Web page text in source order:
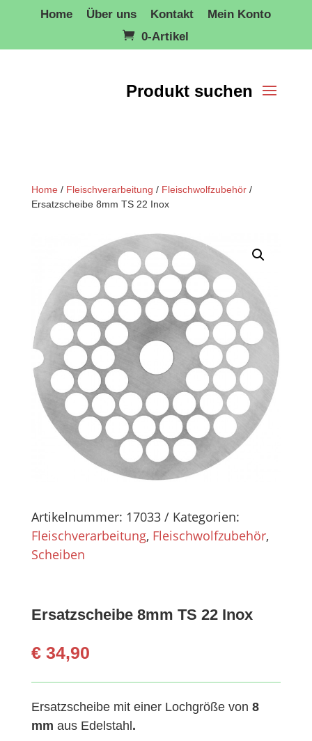
Home Über uns Kontakt
Mein Konto
0-Artikel
Home / Fleischverarbeitung / Fleischwolfzubehör/
Ersatzscheibe 8mm TS 22 Inox
Artikelnummer: 17033
Kategorien:
Fleischverarbeitung, Fleischwolfzubehör,
Scheiben
Ersatzscheibe 8mm TS 22 Inox
€34,90
Ersatzscheibe mit einer Lochgröße von 8
mm aus Edelstahl.